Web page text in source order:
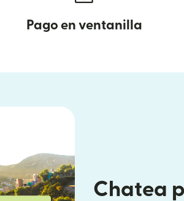
Pago en ventanilla
Chatea